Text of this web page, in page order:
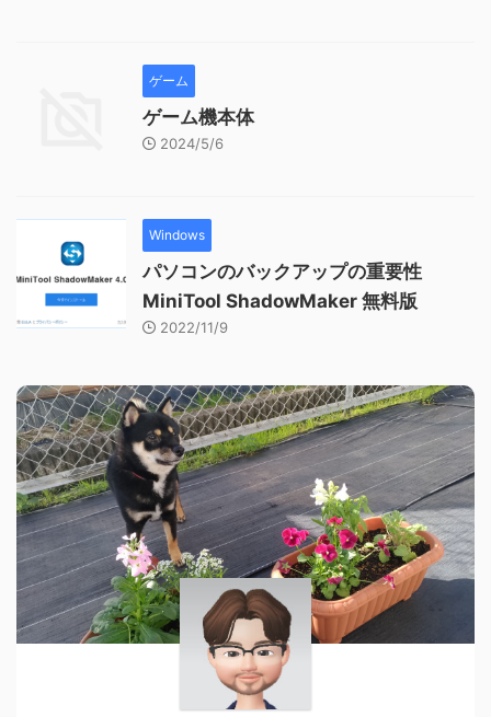
ゲーム
ゲーム機本体
2024/5/6
Windows
パソコンのバックアップの重要性
MiniTool ShadowMaker 無料版
2022/11/9